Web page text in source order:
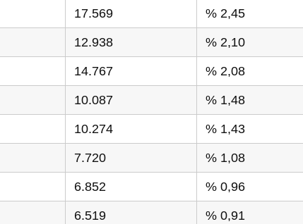
17.569 % 2,45
12.938 % 2,10
14.767 % 2,08
10.087 % 1,48
10.274 % 1,43
7.720 % 1,08
6.852 % 0,96
6.519 % 0,91